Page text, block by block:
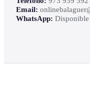
Email:
WhatsApp: